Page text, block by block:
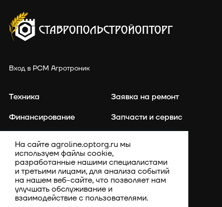
Вход в РСМ Агротроник
Техника
Финансирование
Каталог запасных частей
Компания
Заявка на ремонт
Запчасти и сервис
Акции
На сайте agroline.optorg.ru мы
используем файлы cookie,
разработанные нашими специалистами
и третьими лицами, для анализа событий
на нашем веб-сайте, что позволяет нам
улучшать обслуживание и
взаимодействие с пользователями.